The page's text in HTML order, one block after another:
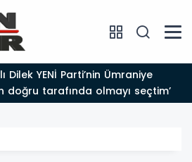
doğru tarafında olmayı seçtim’